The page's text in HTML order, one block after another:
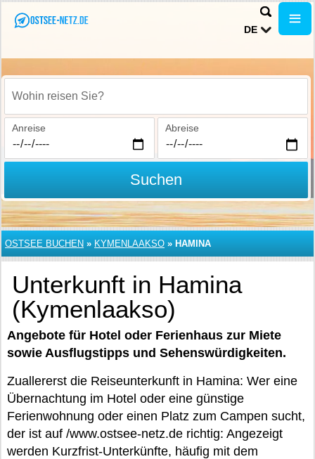
DE
Wohin reisen Sie?
Anreise Abreise
Suchen
OSTSEE BUCHEN » KYMENLAAKSO » HAMINA
Unterkunft in Hamina
(Kymenlaakso)
Angebote für Hotel oder Ferienhaus zur Miete
sowie Ausflugstipps und Sehenswürdigkeiten.
Zuallererst die Reiseunterkunft in Hamina: Wer eine
Übernachtung im Hotel oder eine günstige
Ferienwohnung oder einen Platz zum Campen sucht,
der ist auf /www.ostsee-netz.de richtig: Angezeigt
werden Kurzfrist-Unterkünfte, häufig mit dem